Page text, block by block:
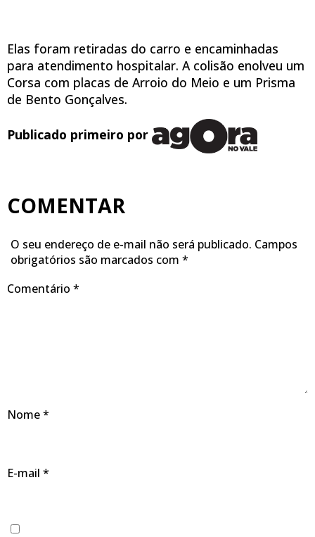
Elas foram retiradas do carro e encaminhadas
para atendimento hospitalar. A colisão enolveu um
Corsa com placas de Arroio do Meio e um Prisma
de Bento Gonçalves.
Publicado primeiro por
COMENTAR
O seu endereço de e-mail não será publicado. Campos
obrigatórios são marcados com *
Comentário *
Nome*
E-mail *